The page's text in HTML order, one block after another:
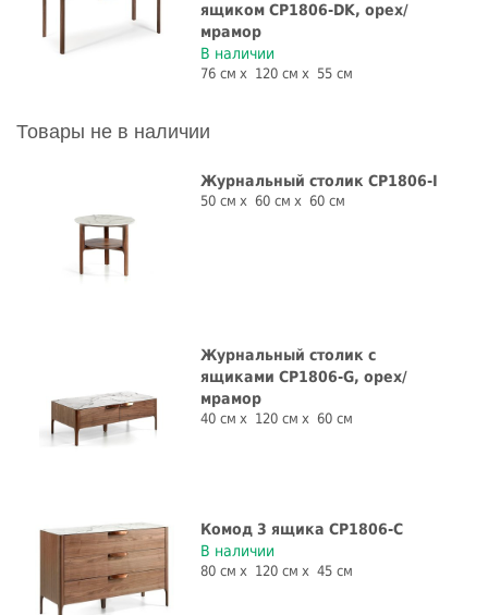
ящиком CP1806-DK, орех/
мрамор
В наличии
76 см 120 см 55 см
Товары не в наличии
Журнальный столик CP1806-I
50 см 60 см 60 см
Журнальный столик с
ящиками CP1806-G, орех/
мрамор
40 см 120 см 60 см
Комод 3 ящика CP1806-C
В наличии
80 см 120 см 45 см